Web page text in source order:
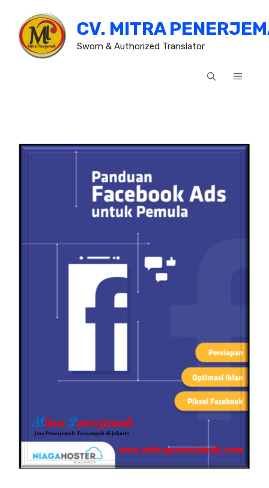
content
CV. MITRA
Sworn & Authorized Translator
MENU